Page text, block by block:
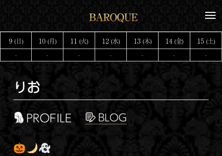
テ
ン
ツ
メ
ュ
ー
9 (日) 10 (月) 11 (火) 12 (水) 13 (木) 14 (金) 15 (土)
- - - - - - -
りお
PROFILE